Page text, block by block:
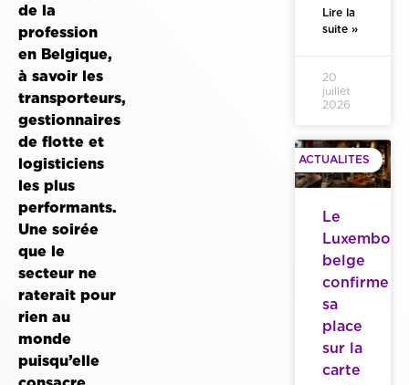
de la
profession
en Belgique,
à savoir les
transporteurs,
gestionnaires
de flotte et
logisticiens
les plus
performants.
Une soirée
que le
secteur ne
raterait pour
rien au
monde
puisqu’elle
Lire la
suite »
20
juillet
2026
ACTUALITES
Le
belge
confirme
sa
place
sur la
carte